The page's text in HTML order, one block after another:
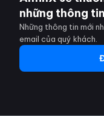
những thông
Những thông tin mới
email của quý khách.